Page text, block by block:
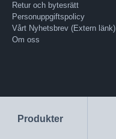
Produkter
Retur och bytesrätt
Personuppgiftspolicy
Vårt Nyhetsbrev (Extern länk)
Om oss